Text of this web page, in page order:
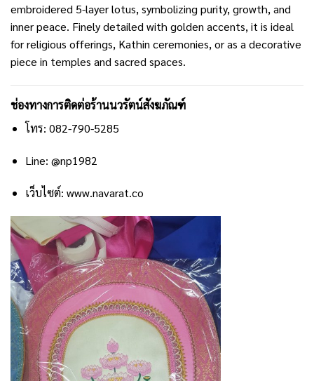
embroidered 5-layer lotus, symbolizing purity, growth, and
inner peace. Finely detailed with golden accents, it is ideal
for religious offerings, Kathin ceremonies, or as a decorative
piece in temples and sacred spaces.
ช่องทางการติดต่อร้านนวรัตน์สังฆภัณฑ์
โทร: 082-790-5285
Line: @np1982
เว็บไซต์: www.navarat.co